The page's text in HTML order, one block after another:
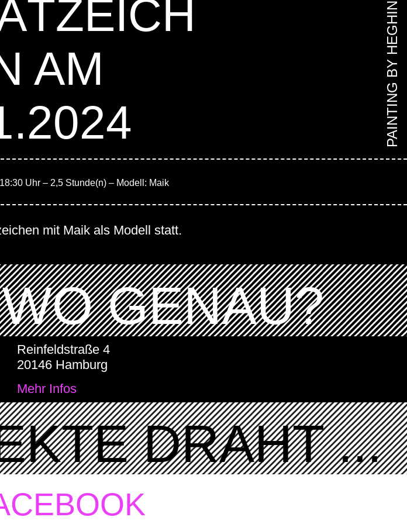
AM
PAINTING BY HEGHINE
Uhr – 2,5 Stunde(n) – Modell: Maik
mit Maik als Modell statt.
GENAU?
Reinfeldstraße 4
20146 Hamburg
Mehr Infos
DRAHT ...